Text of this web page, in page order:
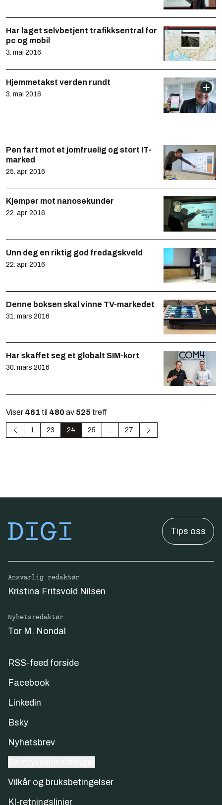
Har laget selvbetjent trafikksentral for
pc og mobil
3. mai 2016
Hjemmetakst verden rundt
3. mai 2016
Pen fart mot et jomfruelig og stort IT-
marked
25. apr. 2016
Kjemper mot nanosekunder
22. apr. 2016
Unn deg en riktig god fredagskveld
22. apr. 2016
Denne boksen skal vinne TV-markedet
31. mars 2016
Har skaffet seg et globalt SIM-kort
30. mars 2016
Viser 461 til 480 av 525 treff
1 23 24 25 27
Tips oss
Ansvarlig redaktør
Kristina Fritsvold Nilsen
Nyhetsredaktør
Tor M. Nondal
RSS-feed forside
Facebook
Linkedin
Bsky
Nyhetsbrev
Vilkår og bruksbetingelser
KI-retningslinjer